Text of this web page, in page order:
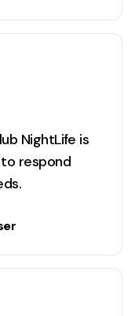
NightLife is
respond